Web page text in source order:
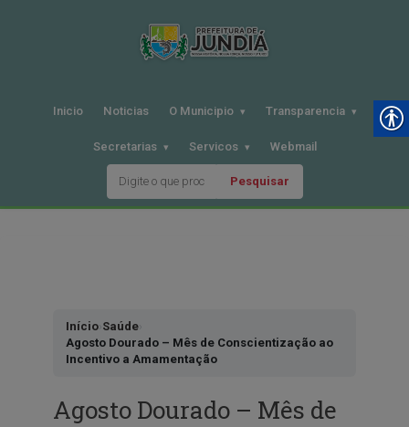
Inicio Noticias O Municipio Transparencia
Secretarias Servicos Webmail
Pesquisar
Início›Saúde›
Agosto Dourado – Mês de Conscientização ao
Incentivo a Amamentação
Agosto Dourado – Mês de